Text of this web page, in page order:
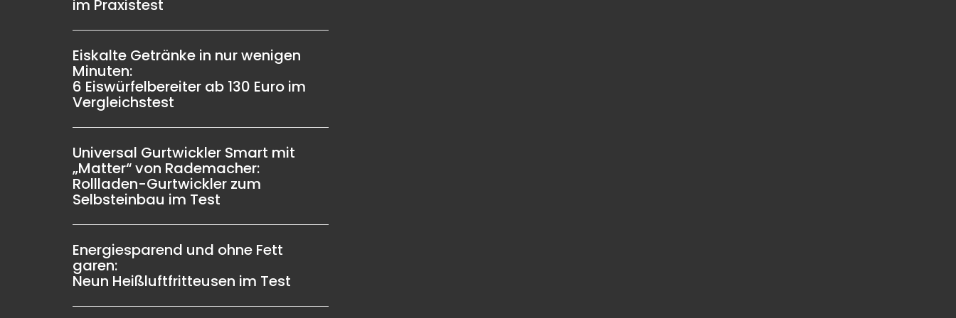
im Praxistest
Eiskalte Getränke in nur wenigen
Minuten:
6 Eiswürfelbereiter ab 130 Euro im
Vergleichstest
Universal Gurtwickler Smart mit
„Matter“ von Rademacher:
Rollladen-Gurtwickler zum
Selbsteinbau im Test
Energiesparend und ohne Fett
garen:
Neun Heißluftfritteusen im Test